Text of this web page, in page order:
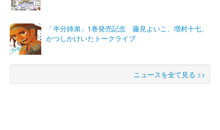
「半分姉弟」1巻発売記念 藤見よいこ、増村十七、
かつしかけいたトークライブ
ニュースを全て見る >>